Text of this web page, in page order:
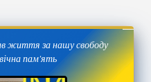
життя за нашу свободу
пам'ять